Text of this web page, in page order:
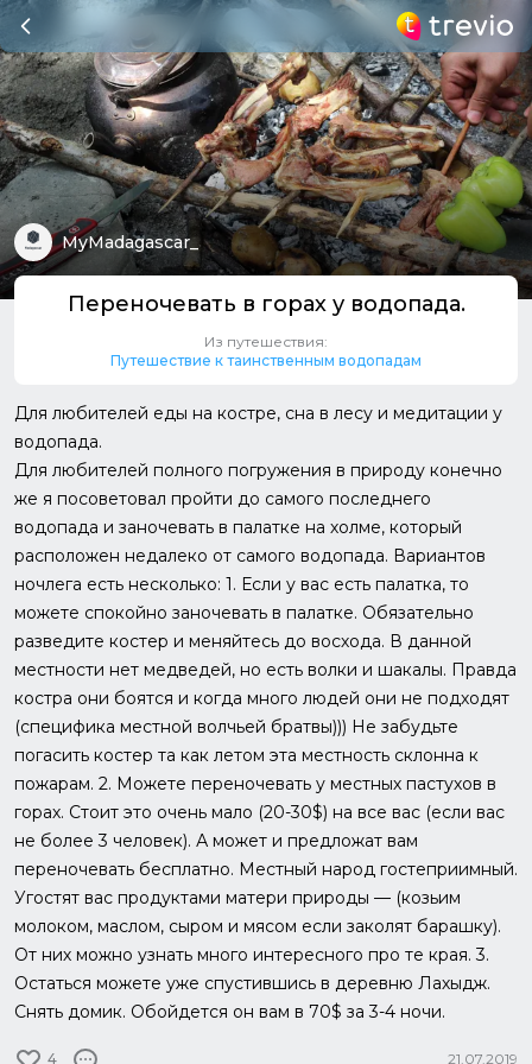
MyMadagascar_
Переночевать в горах у водопада.
Из путешествия:
Путешествие к таинственным водопадам
Для любителей еды на костре, сна в лесу и медитации у
водопада.
Для любителей полного погружения в природу конечно
же я посоветовал пройти до самого последнего
водопада и заночевать в палатке на холме, который
расположен недалеко от самого водопада. Вариантов
ночлега есть несколько: 1. Если у вас есть палатка, то
можете спокойно заночевать в палатке. Обязательно
разведите костер и меняйтесь до восхода. В данной
местности нет медведей, но есть волки и шакалы. Правда
костра они боятся и когда много людей они не подходят
(специфика местной волчьей братвы))) Не забудьте
погасить костер та как летом эта местность склонна к
пожарам. 2. Можете переночевать у местных пастухов в
горах. Стоит это очень мало (20-30$) на все вас (если вас
не более 3 человек). А может и предложат вам
переночевать бесплатно. Местный народ гостеприимный.
Угостят вас продуктами матери природы — (козьим
молоком, маслом, сыром и мясом если заколят барашку).
От них можно узнать много интересного про те края. 3.
Остаться можете уже спустившись в деревню Лахыдж.
Снять домик. Обойдется он вам в 70$ за 3-4 ночи.
4 21.07.2019